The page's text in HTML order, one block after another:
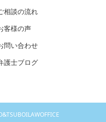
相談の流れ
客様の声
問い合わせ
護士ブログ